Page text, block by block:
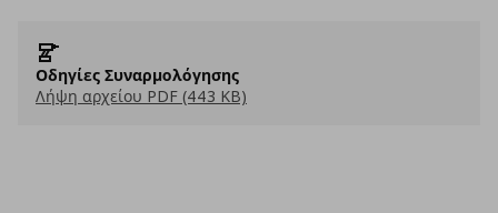
Οδηγίες Συναρμολόγησης
Λήψη αρχείου PDF (443 KB)